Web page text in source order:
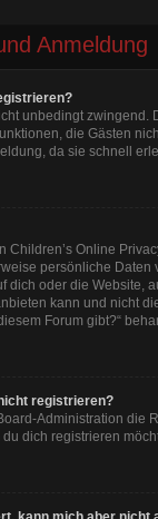
Anmeldung
unbedingt zwingend.
die Gästen
da sie schnell
Children’s Online
persönliche
dich oder die Website,
kann und nicht
Forum gibt?“
registrieren?
Administration die
dich registrieren